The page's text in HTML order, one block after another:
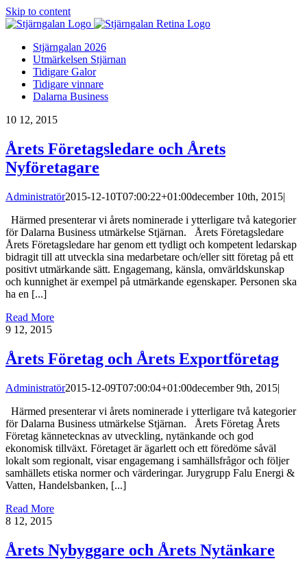
Skip to content
Stjärngalan 2026
Utmärkelsen Stjärnan
Tidigare Galor
Tidigare vinnare
Dalarna Business
10 12, 2015
Årets Företagsledare och Årets
Nyföretagare
Administratör2015-12-10T07:00:22+01:00december 10th, 2015|
Härmed presenterar vi årets nominerade i ytterligare två kategorier
för Dalarna Business utmärkelse Stjärnan. Årets Företagsledare
Årets Företagsledare har genom ett tydligt och kompetent ledarskap
bidragit till att utveckla sina medarbetare och/eller sitt företag på ett
positivt utmärkande sätt. Engagemang, känsla, omvärldskunskap
och kunnighet är exempel på utmärkande egenskaper. Personen ska
ha en [...]
Read More
9 12, 2015
Årets Företag och Årets Exportföretag
Administratör2015-12-09T07:00:04+01:00december 9th, 2015|
Härmed presenterar vi årets nominerade i ytterligare två kategorier
för Dalarna Business utmärkelse Stjärnan. Årets Företag Årets
Företag kännetecknas av utveckling, nytänkande och god
ekonomisk tillväxt. Företaget är ägarlett och ett föredöme såväl
lokalt som regionalt, visar engagemang i samhällsfrågor och följer
samhällets etiska normer och värderingar. Jurygrupp Falu Energi &
Vatten, Handelsbanken, [...]
Read More
8 12, 2015
Årets Nybyggare och Årets Nytänkare